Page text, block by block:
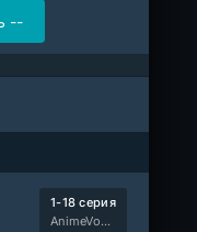
1-18 серия
AnimeVost, Субтитры, SHIZA Project, Dream Cast, Reanimedia, AniBaza